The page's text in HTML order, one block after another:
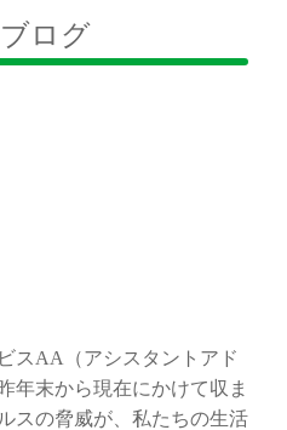
ログ
スAA（アシスタントアド
年末から現在にかけて収ま
スの脅威が、私たちの生活